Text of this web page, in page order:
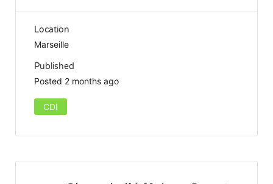
Location
Marseille
Published
Posted 2 months ago
CDI